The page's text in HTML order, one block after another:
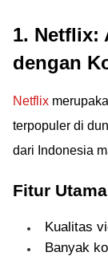
1. Netflix:
dengan
Netflix
terpopuler di
dari Indonesia
Fitur
Kualitas
Banyak